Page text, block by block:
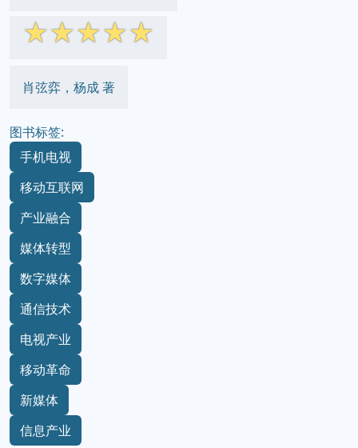
☆☆☆☆☆
肖弦弈，杨成 著
图书标签:
手机电视
移动互联网
产业融合
媒体转型
数字媒体
通信技术
电视产业
移动革命
新媒体
信息产业